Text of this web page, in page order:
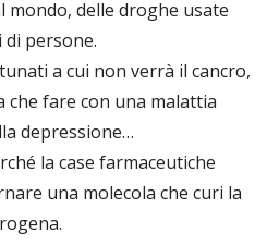
delle droghe usate
persone.
a cui non verrà il cancro,
che fare con una malattia
depressione…
la case farmaceutiche
una molecola che curi la